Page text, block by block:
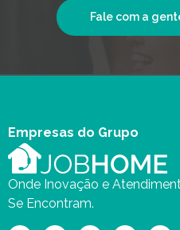
Fale com a
Empresas do Grupo
Onde Inovação e
Se Encontram.